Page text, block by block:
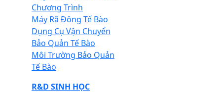
Chương Trình
Máy Rã Đông Tế Bào
Dụng Cụ Vận Chuyển
Bảo Quản Tế Bào
Môi Trường Bảo Quản
Tế Bào
R&D SINH HỌC